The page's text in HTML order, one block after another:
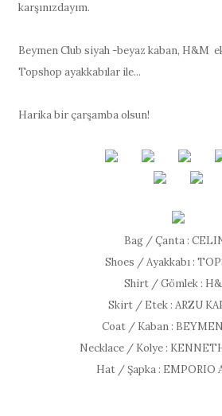
karşınızdayım.
Beymen Club siyah -beyaz kaban, H&M
Topshop ayakkabılar ile...
Harika bir çarşamba olsun!
Bag / Çanta :
Shoes / Ayakkabı :
Shirt / Gömlek :
Skirt / Etek : ARZU
Coat / Kaban :
Necklace / Kolye :
Hat / Şapka : EMPORIO